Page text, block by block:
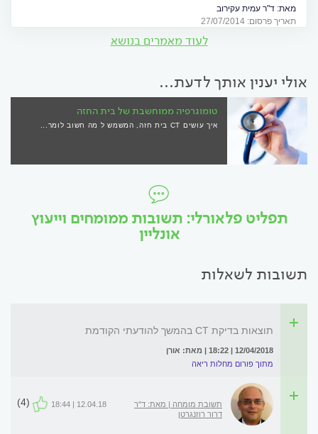
מאת: ד"ר עמית עקירוב
תאריך פרסום: 27/07/2014
לעוד מאמרים בנושא
אולי יענין אותך לדעת...
טומוגרפיה ממוחשבת של בית החזה
איך עושים CT בית חזה, המשמש ל מה חשוב לומר...
תפליט פלאורלי: תשובות ממומחים וייעוץ
אונליין
תשובות לשאלות
תוצאות בדיקת CT בהמשך להודעתי הקודמת
12/04/2018 | 18:22 | מאת: אורן
מתוך פורום מחלות ריאה
תשובת מומחה | מאת: ד"ר
דרור רוזנגרטן
12.04.18 | 18:44
(4)